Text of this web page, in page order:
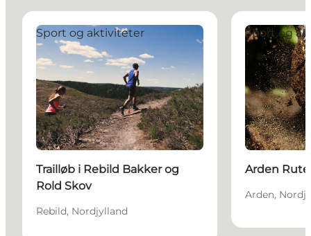
Trailløb i Rebild Bakker og Rold Skov
Sport og aktiviteter
Trailløb i Rebild Bakker og
Rold Skov
Rebild, Nordjylland
Arden Ruten
Sport og
Arden
Arden,